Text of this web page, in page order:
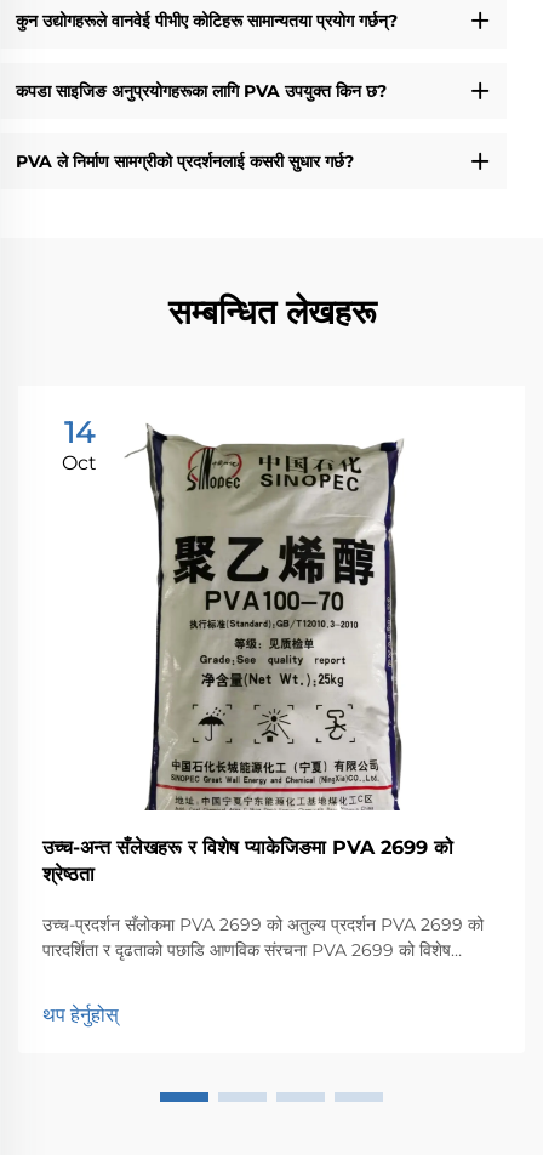
कुन उद्योगहरूले वानवेई पीभीए कोटिहरू सामान्यतया प्रयोग गर्छन्?
कपडा साइजिङ अनुप्रयोगहरूका लागि PVA उपयुक्त किन छ?
PVA ले निर्माण सामग्रीको प्रदर्शनलाई कसरी सुधार गर्छ?
सम्बन्धित लेखहरू
14
Oct
उच्च-अन्त सँलेखहरू र विशेष प्याकेजिङमा PVA 2699 को
श्रेष्ठता
उच्च-प्रदर्शन सँलोकमा PVA 2699 को अतुल्य प्रदर्शन PVA 2699 को
पारदर्शिता र दृढताको पछाडि आणविक संरचना PVA 2699 को विशेष
थप हेर्नुहोस्